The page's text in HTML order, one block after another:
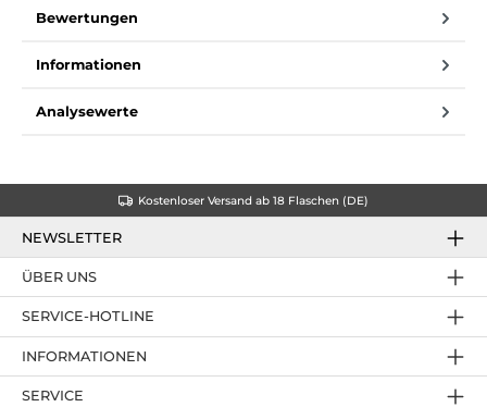
Bewertungen
Informationen
Analysewerte
Kostenloser Versand ab 18 Flaschen (DE)
NEWSLETTER
SERVICE-HOTLINE
ÜBER UNS
INFORMATIONEN
SERVICE